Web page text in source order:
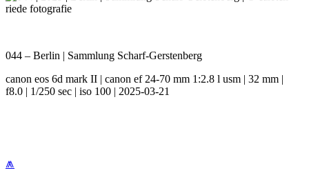
044 – Berlin | Sammlung Scharf-Gerstenberg
canon eos 6d mark II | canon ef 24-70 mm 1:2.8 l usm | 32 mm |
f8.0 | 1/250 sec | iso 100 | 2025-03-21
⩕